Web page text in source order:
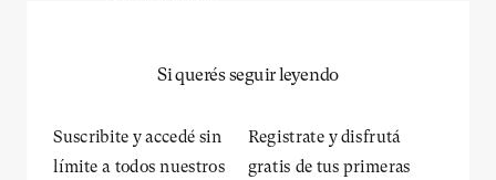
Si querés seguir leyendo
Suscribite y accedé sin
límite a todos nuestros
Registrate y disfrutá
gratis de tus primeras